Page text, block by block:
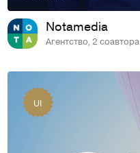
Notamedia
Агентство, 2 соавтора
UI